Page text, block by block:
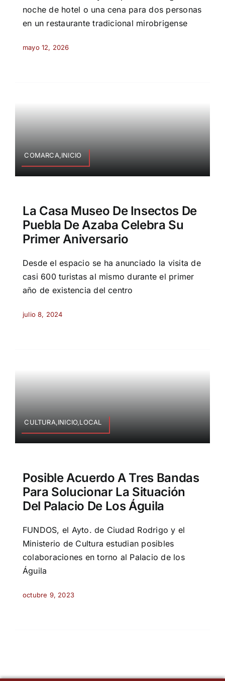
noche de hotel o una cena para dos personas
en un restaurante tradicional mirobrigense
mayo 12, 2026
COMARCA,INICIO
La Casa Museo De Insectos De
Puebla De Azaba Celebra Su
Primer Aniversario
Desde el espacio se ha anunciado la visita de
casi 600 turistas al mismo durante el primer
año de existencia del centro
julio 8, 2024
CULTURA,INICIO,LOCAL
Posible Acuerdo A Tres Bandas
Para Solucionar La Situación
Del Palacio De Los Águila
FUNDOS, el Ayto. de Ciudad Rodrigo y el
Ministerio de Cultura estudian posibles
colaboraciones en torno al Palacio de los
Águila
octubre 9, 2023